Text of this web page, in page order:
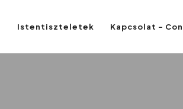
Istentiszteletek Kapcsolat –